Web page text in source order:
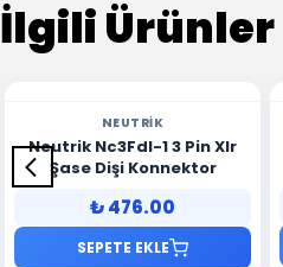
İlgili Ürünler
NEUTRIK
Neutrik Nc3Fdl-1 3 Pin Xlr
Şase Dişi Konnektor
₺ 476.00
SEPETE EKLE